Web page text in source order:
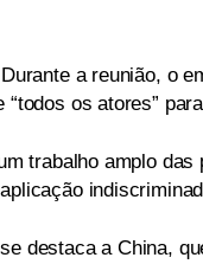
a reunião, o
“todos os atores”
trabalho amplo
destaca a China,